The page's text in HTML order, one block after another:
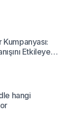
Etkileyen
hangi